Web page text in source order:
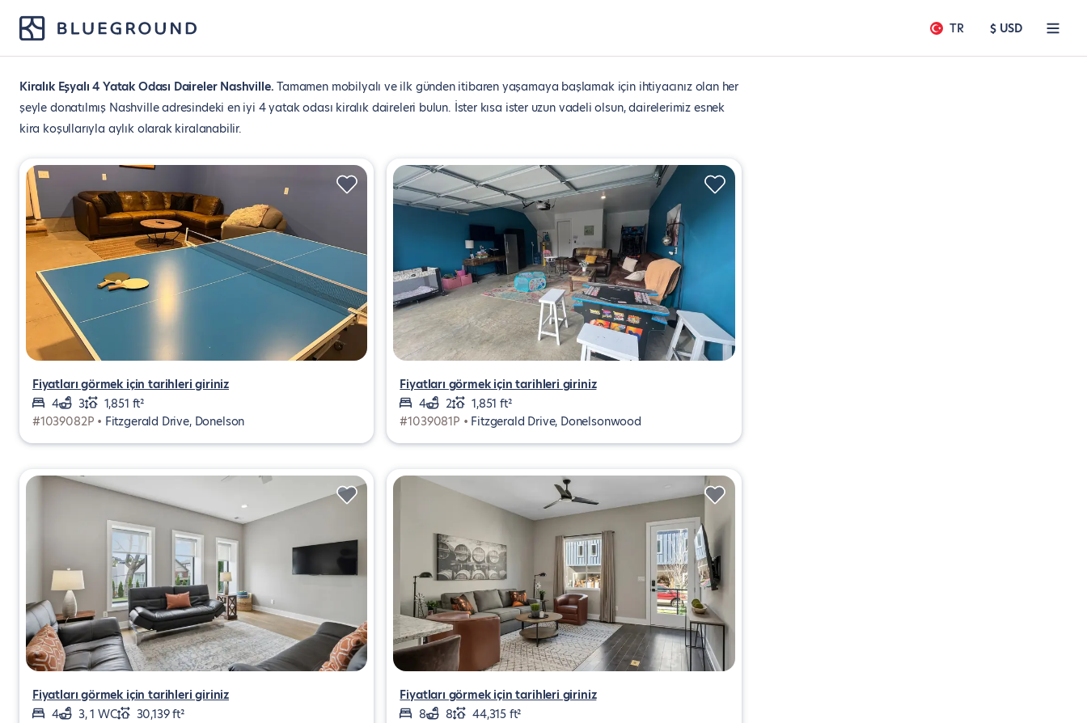
TR $ USD
Kiralık Eşyalı 4 Yatak Odası Daireler Nashville Tamamen mobilyalı ve ilk günden itibaren yaşamaya başlamak için ihtiyacınız olan her
şeyle donatılmış Nashville adresindeki en iyi 4 yatak odası kiralık daireleri bulun. İster kısa ister uzun vadeli olsun, dairelerimiz esnek
kira koşullarıyla aylık olarak kiralanabilir.
Fiyatları görmek için tarihleri giriniz
4
3
1,851 ft²
#1039082P • Fitzgerald Drive, Donelson
Fiyatları görmek için tarihleri giriniz
4
2
1,851 ft²
#1039081P • Fitzgerald Drive, Donelsonwood
Fiyatları görmek için tarihleri giriniz
4
3, 1 WC
30,139 ft²
Fiyatları görmek için tarihleri giriniz
8
8
44,315 ft²